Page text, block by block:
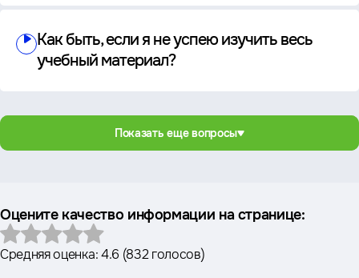
Как быть, если я не успею изучить весь
учебный материал?
Показать еще вопросы
Оцените качество информации на странице:
Средняя оценка:4.6 (832 голосов)